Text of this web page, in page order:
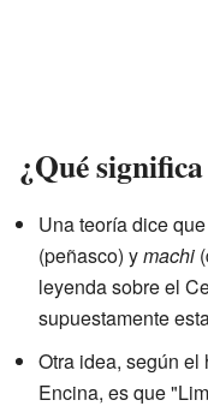
¿Qué
Una teoría dice
(peñasco) ymachi
leyenda sobre el
supuestamente
Otra idea, según
Encina, es que